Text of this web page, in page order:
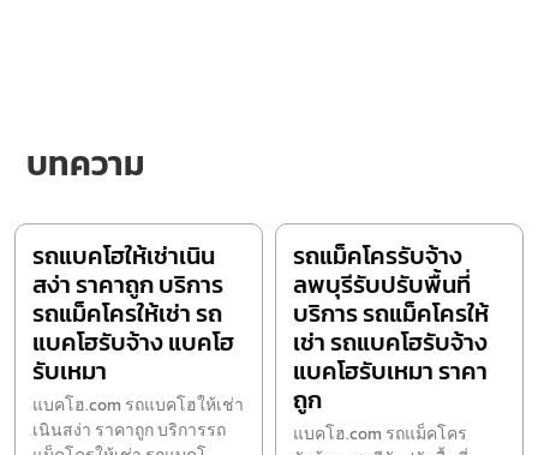
บทความ
รถแบคโฮให้เช่าเนิน
สง่า ราคาถูก บริการ
รถแม็คโครให้เช่า รถ
แบคโฮรับจ้าง แบคโฮ
รับเหมา
แบคโฮ.com รถแบคโฮให้เช่า
เนินสง่า ราคาถูก บริการรถ
รถแม็คโครรับจ้าง
ลพบุรีรับปรับพื้นที่
บริการ รถแม็คโครให้
เช่า รถแบคโฮรับจ้าง
แบคโฮรับเหมา ราคา
ถูก
แบคโฮ.com รถแม็คโคร